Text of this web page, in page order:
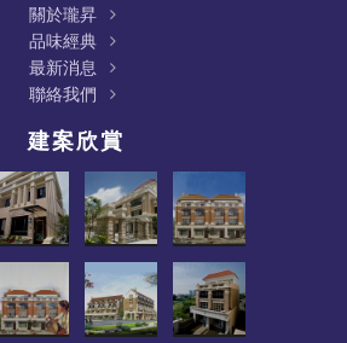
關於瓏昇
品味經典
最新消息
聯絡我們
建案欣賞